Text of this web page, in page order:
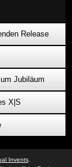
Release
Jubiläum
X|S
Invents.